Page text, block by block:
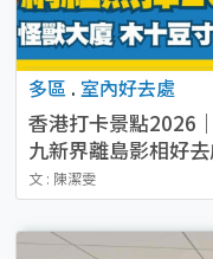
多區 . 室內好去處
香港打卡景點2026
九新界離島影相好
文 : 陳潔雯